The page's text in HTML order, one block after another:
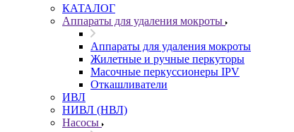
КАТАЛОГ
Аппараты для удаления мокроты
Аппараты для удаления мокроты
Жилетные и ручные перкуторы
Масочные перкуссионеры IPV
Откашливатели
ИВЛ
НИВЛ (НВЛ)
Насосы